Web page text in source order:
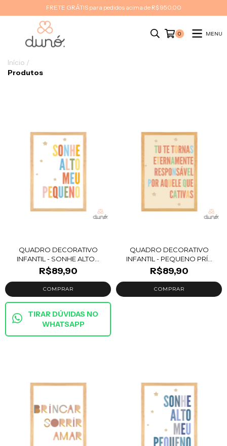
FRETE GRÁTIS para pedidos acima de R$ 950,00
0 MENU
Início /
Produtos
QUADRO DECORATIVO
INFANTIL - SONHE ALTO...
R$89,90
TIRAR DÚVIDAS NO
WHATSAPP
QUADRO DECORATIVO
INFANTIL - PEQUENO PRÍ...
R$89,90